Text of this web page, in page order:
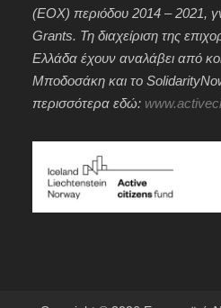
(ΕΟΧ) περιόδου 2014 – 2021,
Grants. Τη διαχείριση της
Ελλάδα έχουν αναλάβει από
Μποδοσάκη και το
περισσότερα εδώ: